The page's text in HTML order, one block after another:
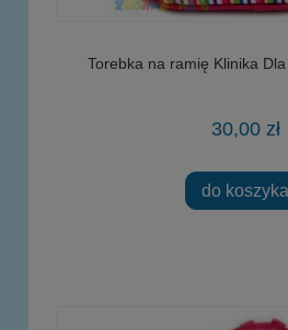
Torebka na ramię Klinika
30,00 zł
do koszyka